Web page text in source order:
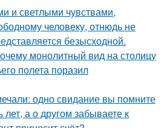
и светлыми чувствами,
человеку, отнюдь не
безысходной.
монолитный вид на столицу
полета поразил
одно свидание вы помните
лет, а о другом забываете к